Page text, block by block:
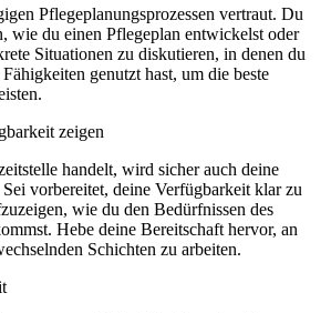
Pflegeplanungsprozessen vertraut. Du
wie du einen Pflegeplan entwickelst oder
Situationen zu diskutieren, in denen du
genutzt hast, um die beste
zeigen
handelt, wird sicher auch deine
vorbereitet, deine Verfügbarkeit klar zu
wie du den Bedürfnissen des
Hebe deine Bereitschaft hervor, an
Schichten zu arbeiten.